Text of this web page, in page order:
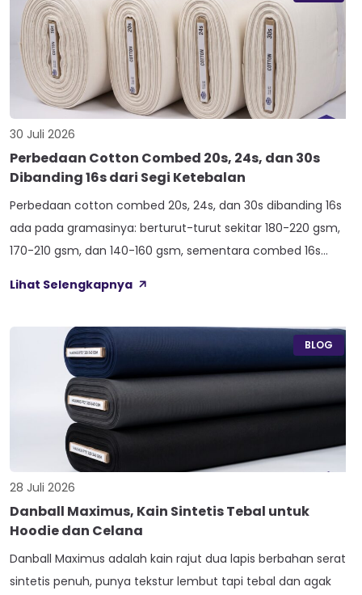
30 Juli 2026
Perbedaan Cotton Combed 20s, 24s, dan 30s
Dibanding 16s dari Segi Ketebalan
Perbedaan cotton combed 20s, 24s, dan 30s dibanding 16s
ada pada gramasinya: berturut-turut sekitar 180-220 gsm,
170-210 gsm, dan 140-160 gsm, sementara combed 16s
satu kaos terasa berat dan kokoh, sedangkan kaos lain
konveksi baru tertukar […]
Lihat Selengkapnya
BLOG
28 Juli 2026
Danball Maximus, Kain Sintetis Tebal untuk
Hoodie dan Celana
Danball Maximus adalah kain rajut dua lapis berbahan serat
sintetis penuh, punya tekstur lembut tapi tebal dan agak